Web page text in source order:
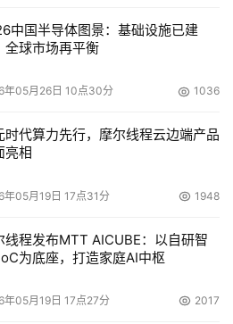
缘分布式防御成为必选项
，风险就越下沉到边缘。只有把安
谁就掌握AI安全主动权，这也是
洞常态化，等待补丁、依赖补丁
直接阻断攻击。运行时防护将从
中国半导体图景：基础设施已建
全球市场再平衡
年05月26日 10点30分 1036
时代算力先行，摩尔线程云边端产品
亮相
年05月19日 17点31分 1948
线程发布MTT AICUBE：以自研智
为底座，打造家庭AI中枢
年05月19日 17点27分 2017